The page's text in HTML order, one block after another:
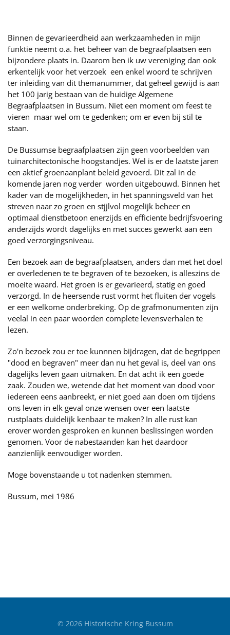
Binnen de gevarieerdheid aan werkzaamheden in mijn
funktie neemt o.a. het beheer van de begraafplaatsen een
bijzondere plaats in. Daarom ben ik uw vereniging dan ook
erkentelijk voor het verzoek een enkel woord te schrijven
ter inleiding van dit themanummer, dat geheel gewijd is aan
het 100 jarig bestaan van de huidige Algemene
Begraafplaatsen in Bussum. Niet een moment om feest te
vieren maar wel om te gedenken; om er even bij stil te
staan.
De Bussumse begraafplaatsen zijn geen voorbeelden van
tuinarchitectonische hoogstandjes. Wel is er de laatste jaren
een aktief groenaanplant beleid gevoerd. Dit zal in de
komende jaren nog verder worden uitgebouwd. Binnen het
kader van de mogelijkheden, in het spanningsveld van het
streven naar zo groen en stjjlvol mogelijk beheer en
optimaal dienstbetoon enerzijds en efficiente bedrijfsvoering
anderzijds wordt dagelijks en met succes gewerkt aan een
goed verzorgingsniveau.
Een bezoek aan de begraafplaatsen, anders dan met het doel
er overledenen te te begraven of te bezoeken, is alleszins de
moeite waard. Het groen is er gevarieerd, statig en goed
verzorgd. In de heersende rust vormt het fluiten der vogels
er een welkome onderbreking. Op de grafmonumenten zijn
veelal in een paar woorden complete levensverhalen te
lezen.
Zo'n bezoek zou er toe kunnnen bijdragen, dat de begrippen
"dood en begraven" meer dan nu het geval is, deel van ons
dagelijks leven gaan uitmaken. En dat acht ik een goede
zaak. Zouden we, wetende dat het moment van dood voor
iedereen eens aanbreekt, er niet goed aan doen om tijdens
ons leven in elk geval onze wensen over een laatste
rustplaats duidelijk kenbaar te maken? In alle rust kan
erover worden gesproken en kunnen beslissingen worden
genomen. Voor de nabestaanden kan het daardoor
aanzienlïjk eenvoudiger worden.
Moge bovenstaande u tot nadenken stemmen.
Bussum, mei 1986
© 2026Historische Kring Bussum